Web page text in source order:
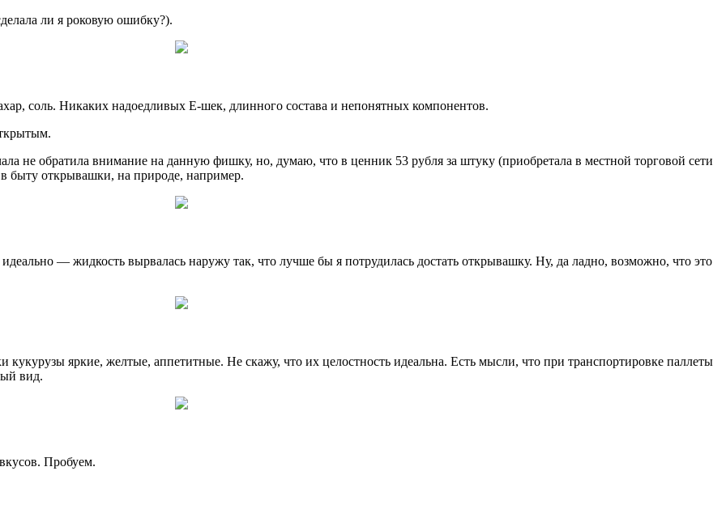
ли я роковую ошибку?).
соль. Никаких надоедливых Е-шек, длинного состава и непонятных компонентов.
не обратила внимание на данную фишку, но, думаю, что в ценник 53 рубля за штуку (приобретала в местной торговой сети
быту открывашки, на природе, например.
— жидкость вырвалась наружу так, что лучше бы я потрудилась достать открывашку. Ну, да ладно, возможно, что это
яркие, желтые, аппетитные. Не скажу, что их целостность идеальна. Есть мысли, что при транспортировке паллеты
вид.
Пробуем.